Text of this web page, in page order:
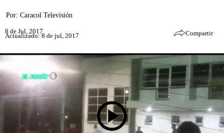
Por: Caracol Televisión
8 de Jul, 2017
Actualizado: 8 de jul, 2017 Compartir